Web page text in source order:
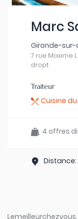
Marc
Gironde-
7 rue Maxime
dropt
Traiteur
Cuisine
4 offres
Distance: